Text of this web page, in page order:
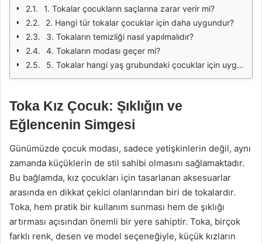
1. Tokalar çocukların saçlarına zarar verir mi?
2. Hangi tür tokalar çocuklar için daha uygundur?
3. Tokaların temizliği nasıl yapılmalıdır?
4. Tokaların modası geçer mi?
5. Tokalar hangi yaş grubundaki çocuklar için uygundur?
Toka Kız Çocuk: Şıklığın ve
Eğlencenin Simgesi
Günümüzde çocuk modası, sadece yetişkinlerin değil, aynı
zamanda küçüklerin de stil sahibi olmasını sağlamaktadır.
Bu bağlamda, kız çocukları için tasarlanan aksesuarlar
arasında en dikkat çekici olanlarından biri de tokalardır.
Toka, hem pratik bir kullanım sunması hem de şıklığı
artırması açısından önemli bir yere sahiptir. Toka, birçok
farklı renk, desen ve model seçeneğiyle, küçük kızların